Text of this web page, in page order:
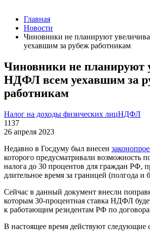
Главная
Новости
Чиновники не планируют
уехавшим за рубеж работникам
Чиновники не планируют
НДФЛ всем уехавшим за
работникам
Налог на доходы физических лицНДФЛ
1137
26 апреля 2023
Недавно в Госдуму был внесен
которого предусматривали возможность
налога до 30 процентов для граждан РФ,
длительное время за границей (полгода и
Сейчас в данный документ внесли
которым 30-процентная ставка НДФЛ
к работающим резидентам РФ по
В настоящее время действуют